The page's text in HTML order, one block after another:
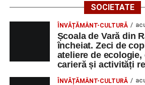
SOCIETATE
ÎNVĂȚĂMÂNT-CULTURĂ
Școala de Vară din
încheiat. Zeci de
ateliere de
carieră și activități
ÎNVĂȚĂMÂNT-CULTURĂ